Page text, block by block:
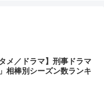
タメ／ドラマ】刑事ドラマ
」相棒別シーズン数ランキ